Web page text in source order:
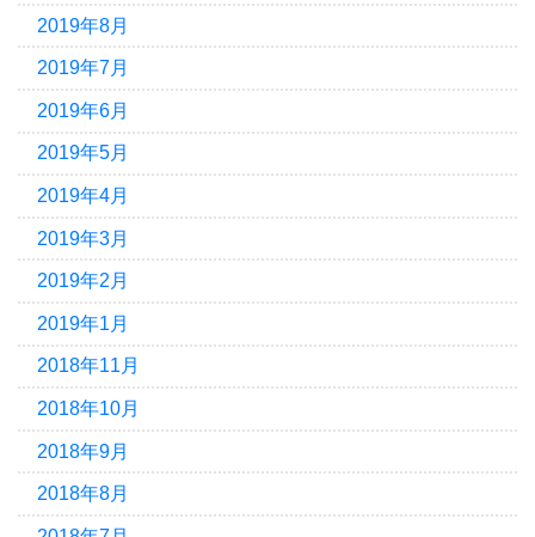
2019年8月
2019年7月
2019年6月
2019年5月
2019年4月
2019年3月
2019年2月
2019年1月
2018年11月
2018年10月
2018年9月
2018年8月